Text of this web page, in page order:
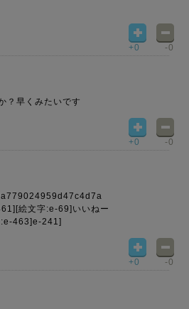
+0 -0
？早くみたいです
+0 -0
絵文字:e-69]いいねー
:e-463]e-241]
+0 -0